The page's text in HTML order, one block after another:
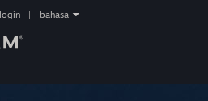
login bahasa